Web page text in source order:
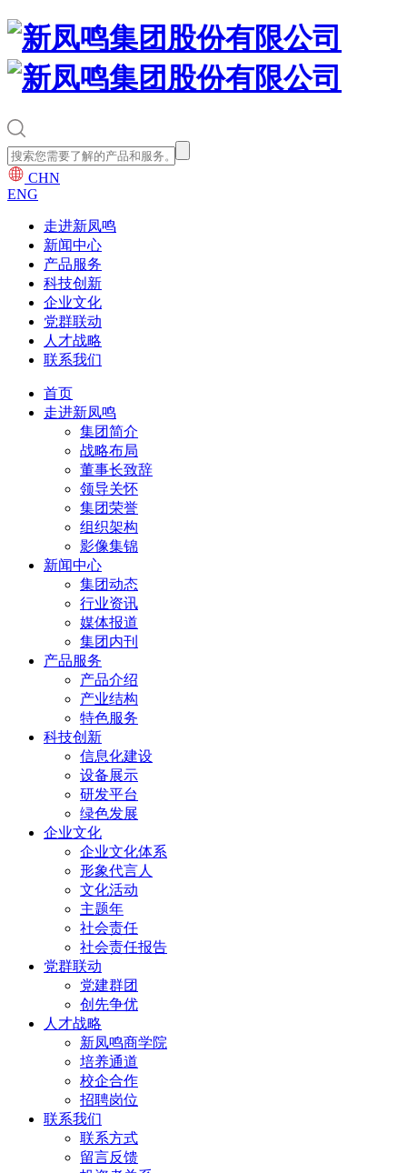
CHN
ENG
走进新凤鸣
新闻中心
产品服务
科技创新
企业文化
党群联动
人才战略
联系我们
首页
走进新凤鸣
集团简介
战略布局
董事长致辞
领导关怀
集团荣誉
组织架构
影像集锦
新闻中心
集团动态
行业资讯
媒体报道
集团内刊
产品服务
产品介绍
产业结构
特色服务
科技创新
信息化建设
设备展示
研发平台
绿色发展
企业文化
企业文化体系
形象代言人
文化活动
主题年
社会责任
社会责任报告
党群联动
党建群团
创先争优
人才战略
新凤鸣商学院
培养通道
校企合作
招聘岗位
联系我们
联系方式
留言反馈